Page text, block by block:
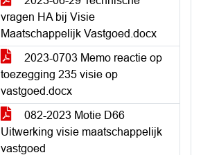
vragen HA bij Visie
Maatschappelijk Vastgoed.docx
2023-0703 Memo reactie op
toezegging 235 visie op
vastgoed.docx
082-2023 Motie D66
Uitwerking visie maatschappelijk
vastgoed